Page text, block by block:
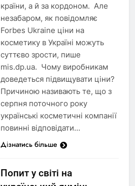
країни, а й за кордоном. Але
незабаром, як повідомляє
Forbes Ukraine ціни на
косметику в Україні можуть
суттєво зрости, пише
mis.dp.ua. Чому виробникам
доведеться підвищувати ціни?
Причиною називають те, що з
серпня поточного року
українські косметичні компанії
повинні відповідати…
Дізнатись більше
Попит у світі на